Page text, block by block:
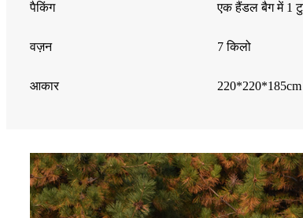
पैकिंग एक हैंडल बैग में 1
वज़न 7 किलो
आकार 220*220*185cm